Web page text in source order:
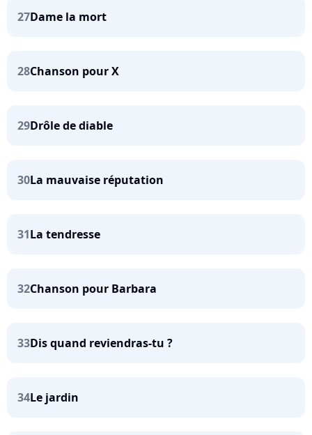
27Dame la mort
28Chanson pour X
29Drôle de diable
30La mauvaise réputation
31La tendresse
32Chanson pour Barbara
33Dis quand reviendras-tu ?
34Le jardin